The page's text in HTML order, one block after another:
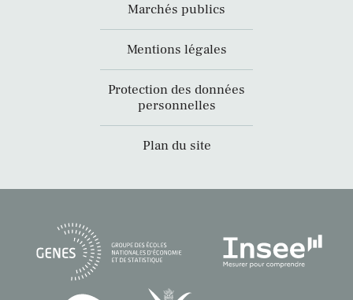
Marchés publics
Mentions légales
Protection des données
personnelles
Plan du site